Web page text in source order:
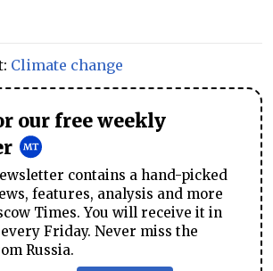
Climate change
our free weekly
contains a hand-picked
features, analysis and more
Times. You will receive it in
Friday. Never miss the
Russia.